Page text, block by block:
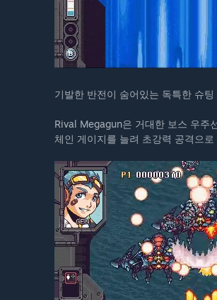
기발한 반전이 숨어있는 독특한 슈
Rival Megagun은 거대한 보스 우주
체인 게이지를 늘려 초강력 공격으